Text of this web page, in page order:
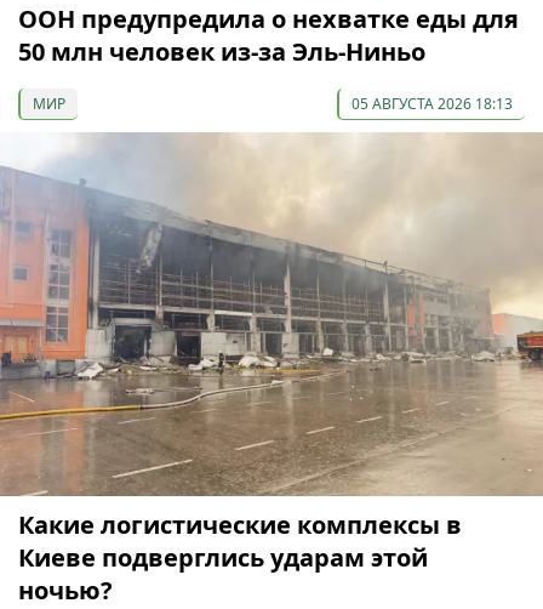
ООН предупредила о нехватке еды для
50 млн человек из-за Эль-Ниньо
МИР 05 АВГУСТА 2026 18:13
Какие логистические комплексы в
Киеве подверглись ударам этой
ночью?